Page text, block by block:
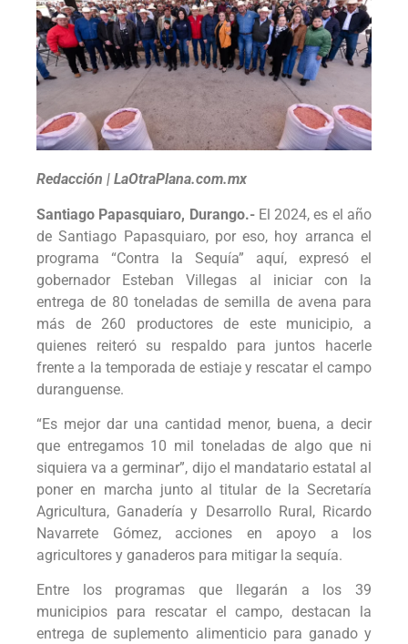
Redacción | LaOtraPlana.com.mx
Santiago Papasquiaro, Durango.-El 2024, es el año
de Santiago Papasquiaro, por eso, hoy arranca el
programa “Contra la Sequía” aquí, expresó el
gobernador Esteban Villegas al iniciar con la
entrega de 80 toneladas de semilla de avena para
más de 260 productores de este municipio, a
quienes reiteró su respaldo para juntos hacerle
frente a la temporada de estiaje y rescatar el campo
duranguense.
“Es mejor dar una cantidad menor, buena, a decir
que entregamos 10 mil toneladas de algo que ni
siquiera va a germinar”, dijo el mandatario estatal al
poner en marcha junto al titular de la Secretaría
Agricultura, Ganadería y Desarrollo Rural, Ricardo
Navarrete Gómez, acciones en apoyo a los
agricultores y ganaderos para mitigar la sequía.
Entre los programas que llegarán a los 39
municipios para rescatar el campo, destacan la
entrega de suplemento alimenticio para ganado y